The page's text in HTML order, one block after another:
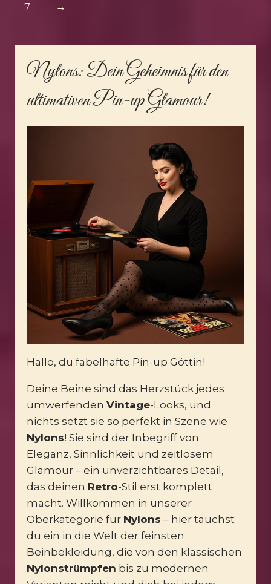
7 →
Nylons: Dein Geheimnis für den
ultimativen Pin-up Glamour!
Hallo, du fabelhafte Pin-up Göttin!
Deine Beine sind das Herzstück jedes
umwerfenden Vintage-Looks, und
nichts setzt sie so perfekt in Szene wie
Nylons! Sie sind der Inbegriff von
Eleganz, Sinnlichkeit und zeitlosem
Glamour – ein unverzichtbares Detail,
das deinen Retro-Stil erst komplett
macht. Willkommen in unserer
Oberkategorie für Nylons – hier tauchst
du ein in die Welt der feinsten
Beinbekleidung, die von den klassischen
Nylonstrümpfen bis zu modernen